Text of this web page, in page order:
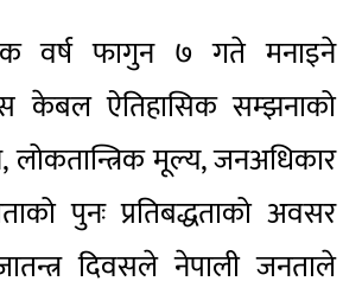
वर्ष फागुन ७ गते मनाइने
केबल ऐतिहासिक सम्झनाको
लोकतान्त्रिक मूल्य, जनअधिकार
पुनः प्रतिबद्धताको अवसर
दिवसले नेपाली जनताले